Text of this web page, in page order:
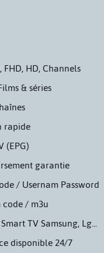
FHD, HD, Channels
& séries
rapide
(EPG)
garantie
/ Usernam Password
/ m3u
TV Samsung, Lg...
disponible 24/7